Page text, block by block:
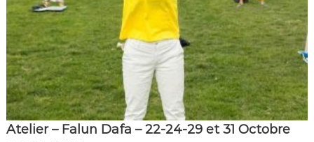
Atelier – Falun Dafa – 22-24-29 et 31 Octobre